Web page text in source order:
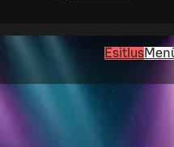
Esitlus